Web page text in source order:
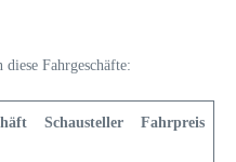
Fahrgeschäfte:
Schausteller Fahrpreis